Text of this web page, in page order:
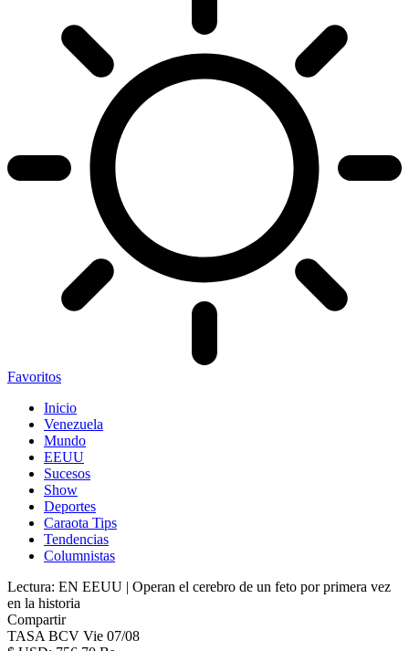
Favoritos
Inicio
Venezuela
Mundo
EEUU
Sucesos
Show
Deportes
Caraota Tips
Tendencias
Columnistas
Lectura: EN EEUU | Operan el cerebro de un feto por primera vez
en la historia
Compartir
TASA BCV Vie 07/08